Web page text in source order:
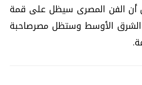
أن الفن المصرى سيظل على قمة
الأوسط وستظل مصرصاحبة